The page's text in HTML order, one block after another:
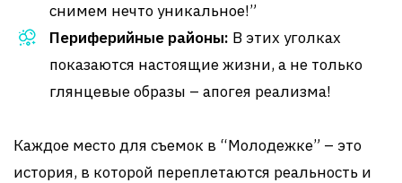
снимем нечто уникальное!”
Периферийные районы: В этих уголках
показаются настоящие жизни, а не только
глянцевые образы – апогея реализма!
Каждое место для съемок в “Молодежке” – это
история, в которой переплетаются реальность и